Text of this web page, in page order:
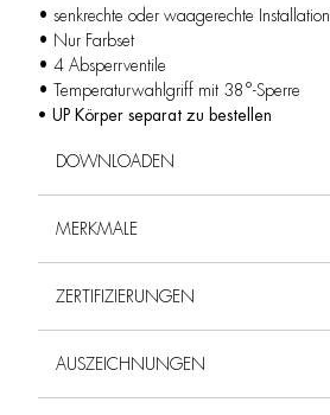
• senkrechte oder waagerechte Installation
• Nur Farbset
• 4 Absperrventile
• Temperaturwahlgriff mit 38°-Sperre
• UP Körper separat zu bestellen
DOWNLOADEN
MERKMALE
ZERTIFIZIERUNGEN
AUSZEICHNUNGEN